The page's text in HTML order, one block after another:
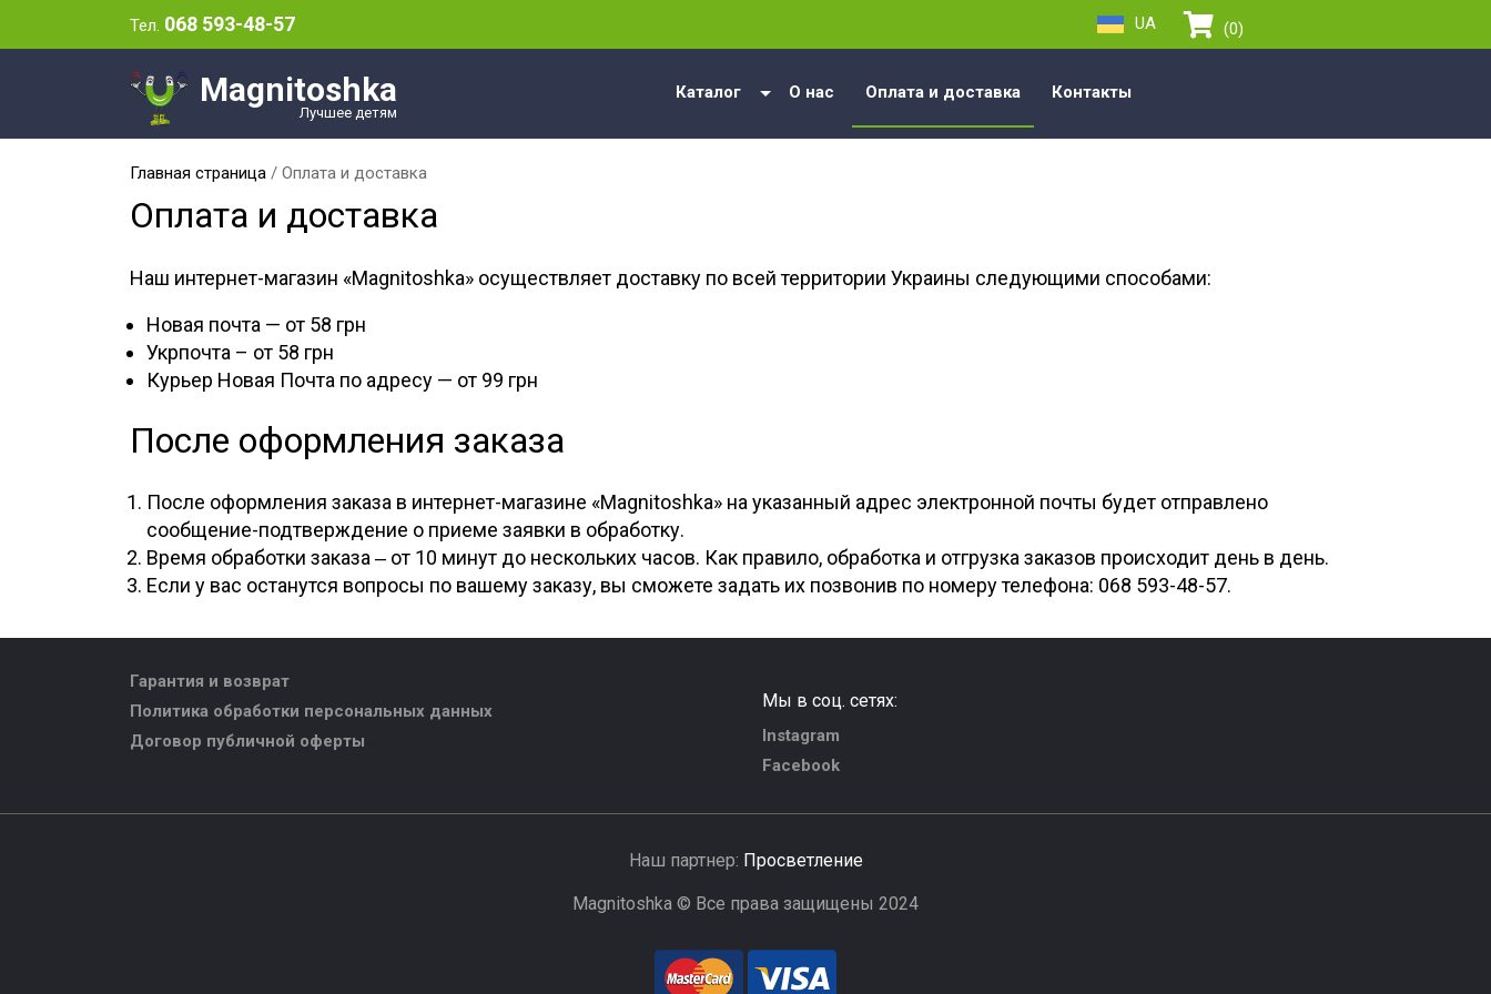
Тел. 068 593-48-57 UA (0)
Magnitoshka
Лучшее детям
Каталог О нас Оплата и доставка Контакты
Главная страница / Оплата и доставка
Оплата и доставка
Наш интернет-магазин «Magnitoshka» осуществляет доставку по всей территории Украины следующими способами:
Новая почта — от 58 грн
Укрпочта – от 58 грн
Курьер Новая Почта по адресу — от 99 грн
После оформления заказа
После оформления заказа в интернет-магазине «Magnitoshka» на указанный адрес электронной почты будет отправлено
сообщение-подтверждение о приеме заявки в обработку.
Время обработки заказа ‒ от 10 минут до нескольких часов. Как правило, обработка и отгрузка заказов происходит день в день.
Если у вас останутся вопросы по вашему заказу, вы сможете задать их позвонив по номеру телефона: 068 593-48-57.
Гарантия и возврат
Политика обработки персональных данных
Договор публичной оферты
Мы в соц. сетях:
Instagram
Facebook
Наш партнер: Просветление
Magnitoshka © Все права защищены 2024